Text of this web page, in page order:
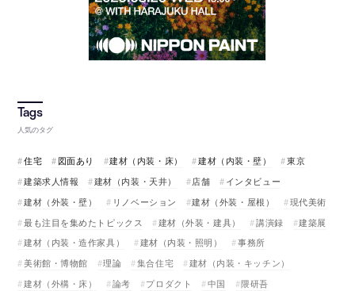
人気のタグ
住宅 図面あり 建材（内装・床） 建材（内装・壁）
東京
建築求人情報
建材（内装・天井） 店舗
インタビュー
建材（外装・壁）
リノベーション 建材（外装・屋根）
現代美術
最も注目を集めたトピックス
建材（外装・建具） 講演録
建築展
建材（内装・造作家具）
建材（内装・照明）
事務所
美術館・博物館
理論 集合住宅
建材（内装・キッチン）
建材（外構・床）
論考 プロダクト 中国
隈研吾